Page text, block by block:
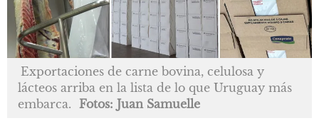
Exportaciones de carne bovina, celulosa y
lácteos arriba en la lista de lo que Uruguay más
embarca.
Fotos: Juan Samuelle